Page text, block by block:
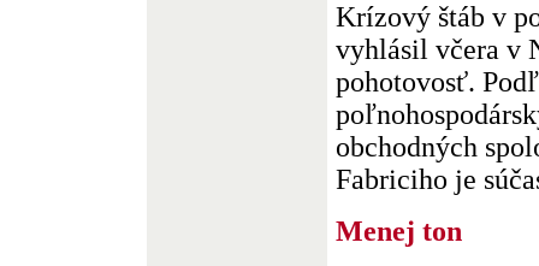
Krízový štáb v
vyhlásil včera v
pohotovosť.
obchodných
Fabriciho je
Menej ton